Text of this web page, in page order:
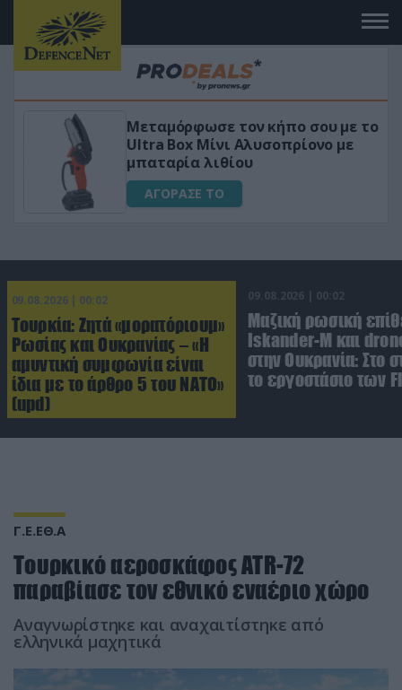
Μεταμόρφωσε τον κήπο σου με το
Ultra Box Μίνι Αλυσοπρίονο με
μπαταρία λιθίου
ΑΓΟΡΑΣΕ ΤΟ
09.08.2026 | 00:02
Τουρκία: Ζητά «μορατόριουμ»
Ρωσίας και Ουκρανίας – «Η
αμυντική συμφωνία είναι
ίδια με το άρθρο 5 του ΝΑΤΟ»
(upd)
09.08.2026 | 00:02
Μαζική ρωσική
Iskander-M και
στην Ουκρανία: Στο
το εργοστάσιο των
Γ.Ε.ΕΘ.Α
Τουρκικό αεροσκάφος ATR-72
παραβίασε τον εθνικό εναέριο χώρο
Aναγνωρίστηκε και αναχαιτίστηκε από
ελληνικά μαχητικά